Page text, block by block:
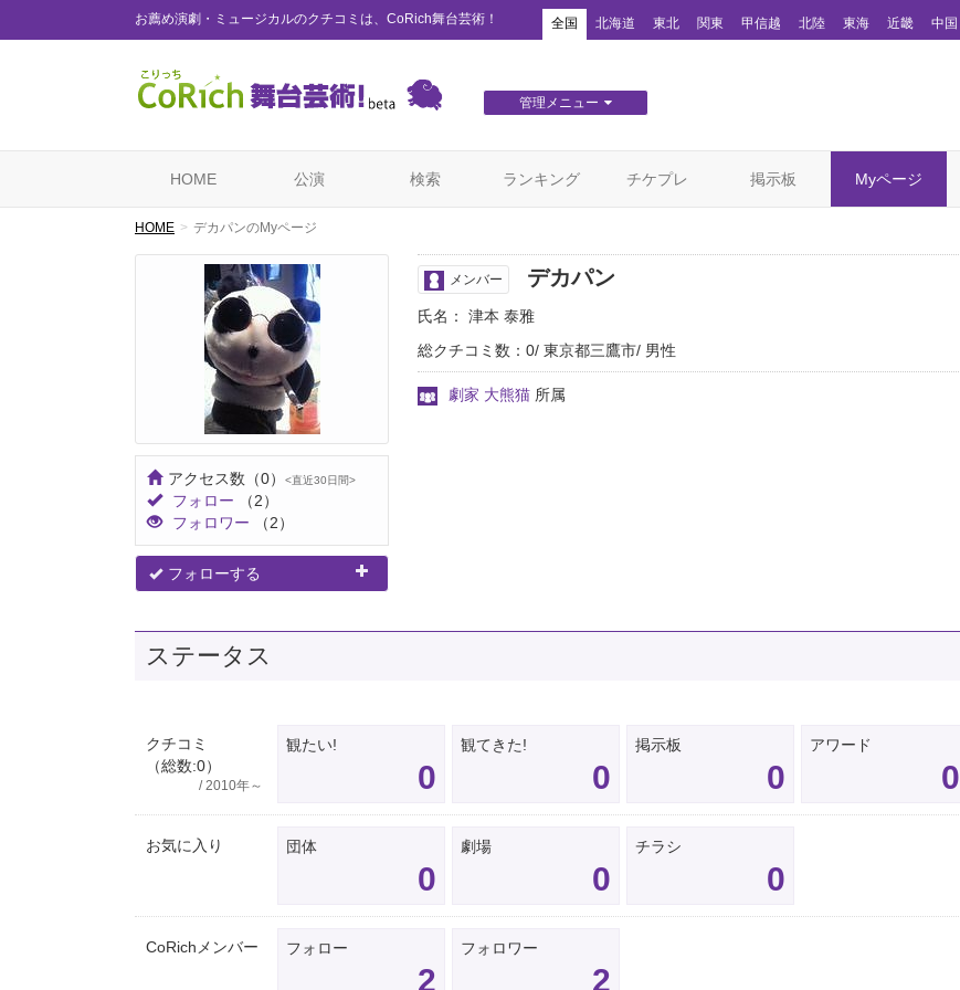
お薦め演劇・ミュージカルのクチコミは、CoRich舞台芸術！ 全国 北海道 東北 関東 甲信越 北陸 東海 近畿 中国
管理メニュー
HOME 公演 検索 ランキング チケプレ 掲示板 Myページ
HOME デカパンのMyページ
アクセス数 （0） <直近30日間>
フォロー
（2）
フォロワー
（2）
フォローする
メンバー デカパン
氏名： 津本 泰雅
総クチコミ数：0 東京都三鷹市 男性
劇家 大熊猫 所属
ステータス
クチコミ
（総数:0）
/ 2010年～
観たい!
0
観てきた!
0
掲示板
0
アワード
0
お気に入り 団体
0
劇場
0
チラシ
0
CoRichメンバー フォロー
2
フォロワー
2